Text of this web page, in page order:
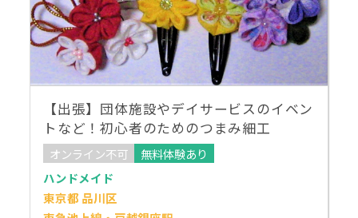
【出張】団体施設やデイサービスのイベン
トなど！初心者のためのつまみ細工
オンライン不可
無料体験あり
ハンドメイド
東京都 品川区